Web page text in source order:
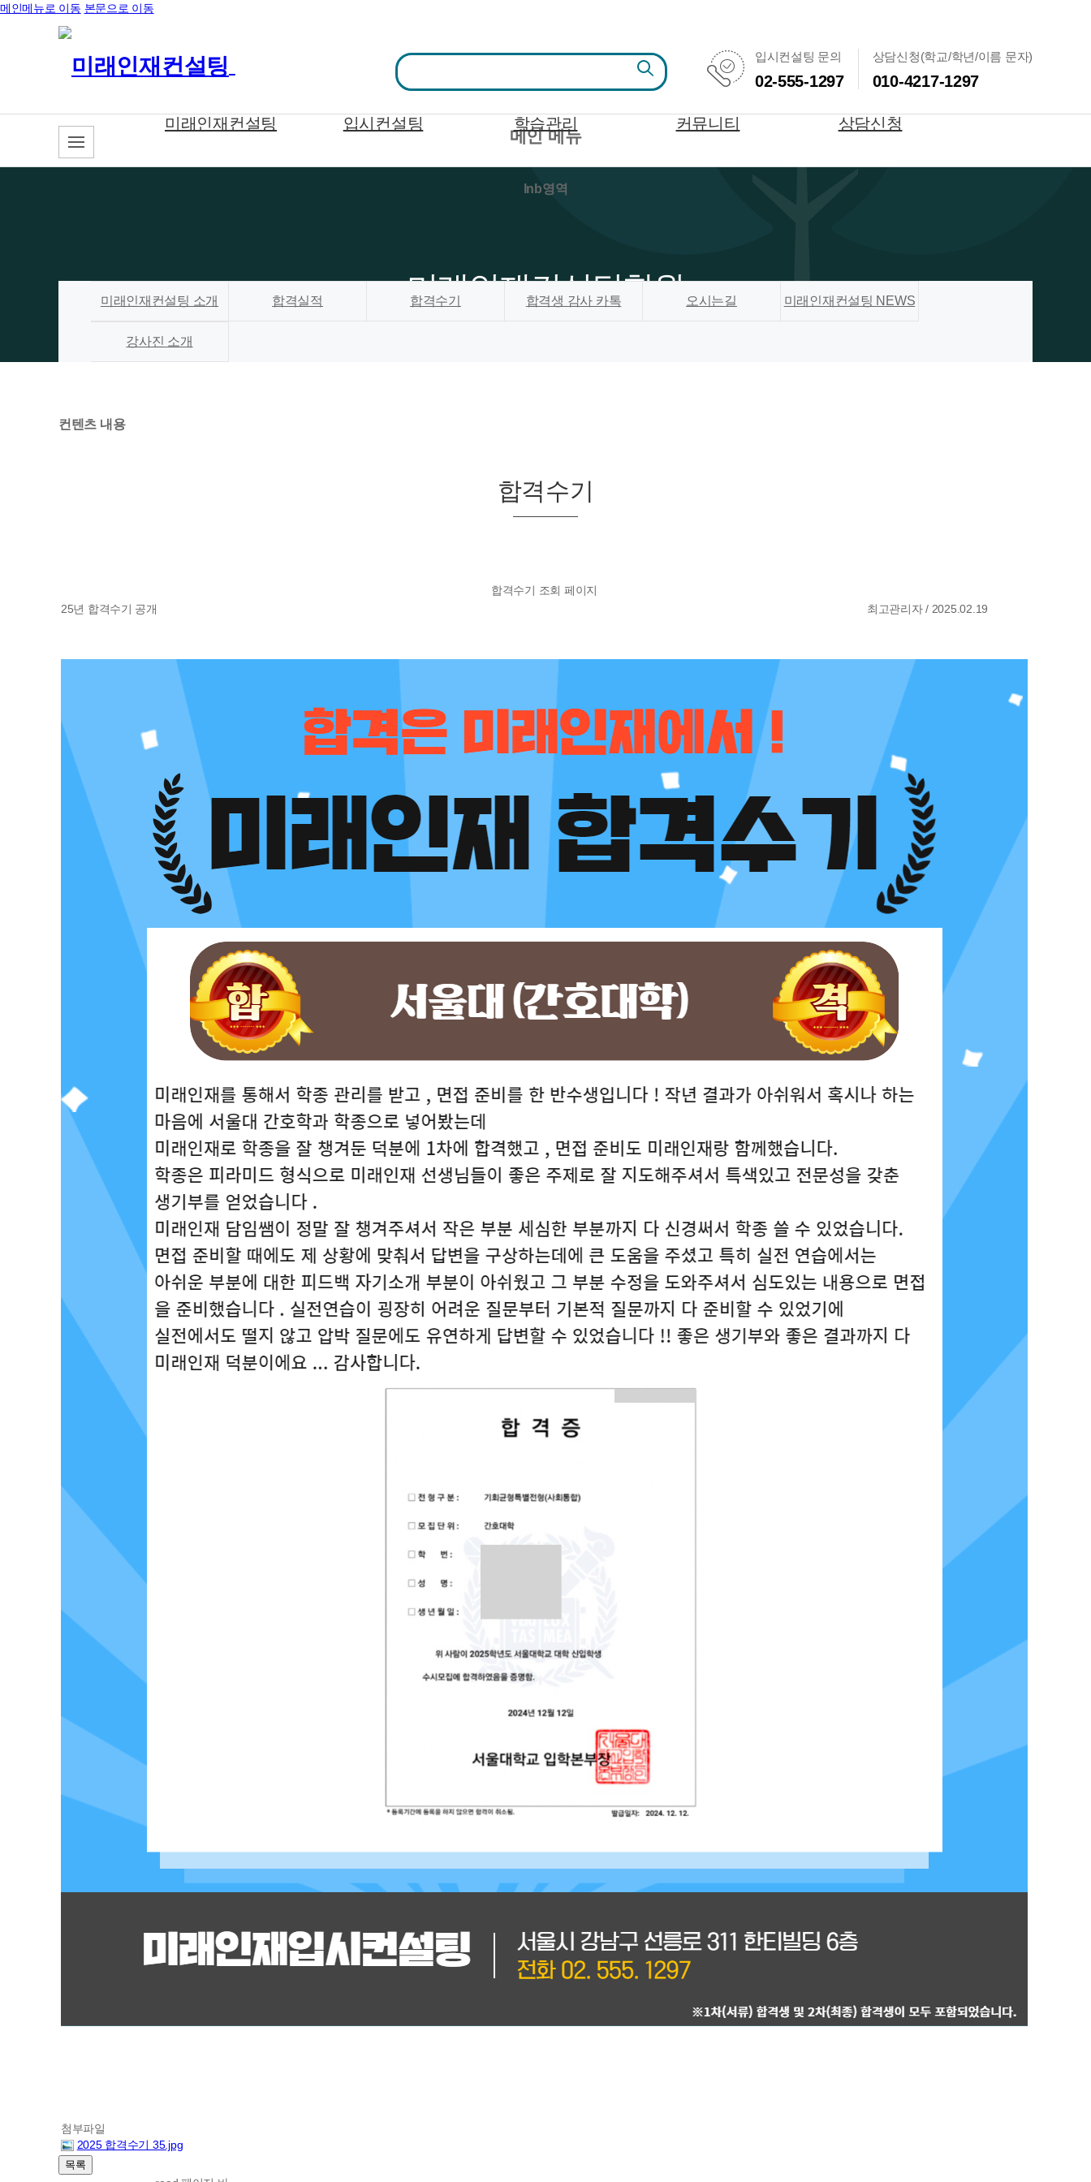
메인메뉴로 이동 본문으로 이동
입시컨설팅 문의
02-555-1297
상담신청(학교/학년/이름 문자)
010-4217-1297
메인 메뉴
lnb영역
미래인재컨설팅학원
미래인재컨설팅 소개 합격실적 합격수기 합격생 감사 카톡 오시는길 미래인재컨설팅 NEWS
강사진 소개
컨텐츠 내용
합격수기
합격수기 조회 페이지
25년 합격수기 공개
최고관리자 / 2025.02.19
첨부파일
2025 합격수기 35.jpg
미래인재컨설팅 입시컨설팅 학습관리 커뮤니티 상담신청